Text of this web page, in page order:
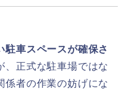
駐車スペースが確保さ
、正式な駐車場ではな
係者の作業の妨げにな